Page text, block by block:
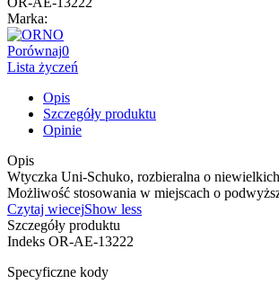
Marka:
Porównaj0
Lista życzeń
Opis
Szczegóły produktu
Opinie
Opis
Wtyczka Uni-Schuko, rozbieralna o
Możliwość stosowania w miejscach o
Czytaj wiecejShow less
Szczegóły produktu
Indeks OR-AE-13222
Specyficzne kody